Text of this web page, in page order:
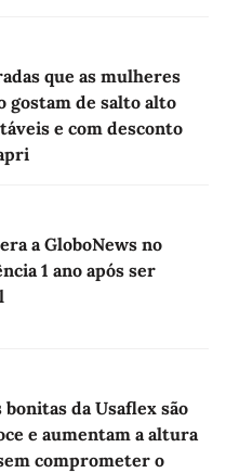
que as mulheres
gostam de salto alto
e com desconto
a GloboNews no
1 ano após ser
bonitas da Usaflex são
e aumentam a altura
comprometer o